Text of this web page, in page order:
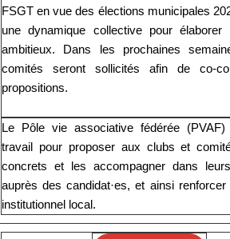
FSGT en vue des élections municipales
une dynamique collective pour élaborer
ambitieux. Dans les prochaines
comités seront sollicités afin de co-
propositions.
Le Pôle vie associative fédérée
travail pour proposer aux clubs et
concrets et les accompagner dans
auprès des candidat·es, et ainsi
institutionnel local.